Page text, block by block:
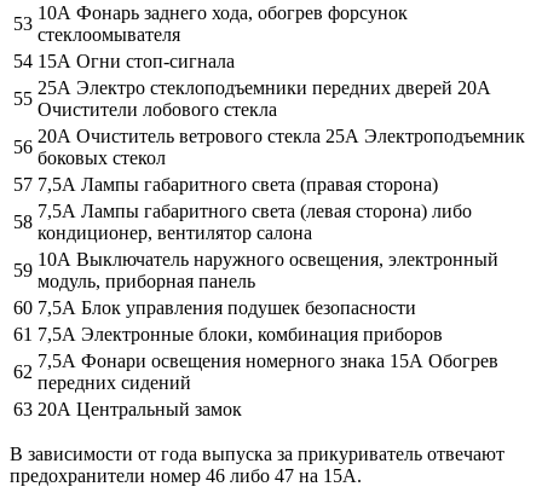
53
10А Фонарь заднего хода, обогрев форсунок
стеклоомывателя
54 15А Огни стоп-сигнала
55
25А Электро стеклоподъемники передних дверей 20А
Очистители лобового стекла
56
20А Очиститель ветрового стекла 25А Электроподъемник
боковых стекол
57 7,5А Лампы габаритного света (правая сторона)
58
7,5А Лампы габаритного света (левая сторона) либо
кондиционер, вентилятор салона
59
10А Выключатель наружного освещения, электронный
модуль, приборная панель
60 7,5А Блок управления подушек безопасности
61 7,5А Электронные блоки, комбинация приборов
62
7,5А Фонари освещения номерного знака 15А Обогрев
передних сидений
63 20А Центральный замок
В зависимости от года выпуска за прикуриватель отвечают
предохранители номер 46 либо 47 на 15А.